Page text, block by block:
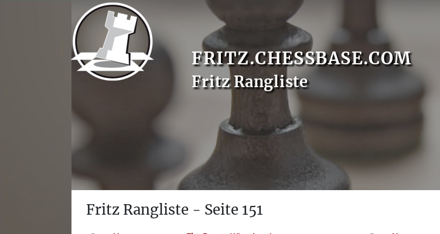
FRITZ.CHESSBASE.COM
Fritz Rangliste
Fritz Rangliste - Seite 151